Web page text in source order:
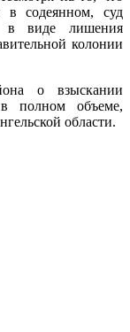
в содеянном, суд
в виде лишения
колонии
о взыскании
полном объеме,
области.